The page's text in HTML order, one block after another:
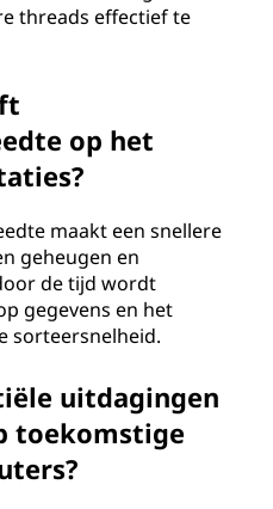
threads effectief te
op het
maakt een snellere
geheugen en
de tijd wordt
gegevens en het
sorteersnelheid.
uitdagingen
toekomstige